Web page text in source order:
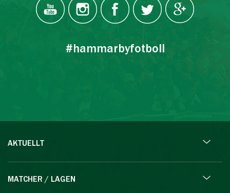
#hammarbyfotboll
AKTUELLT
MATCHER / LAGEN